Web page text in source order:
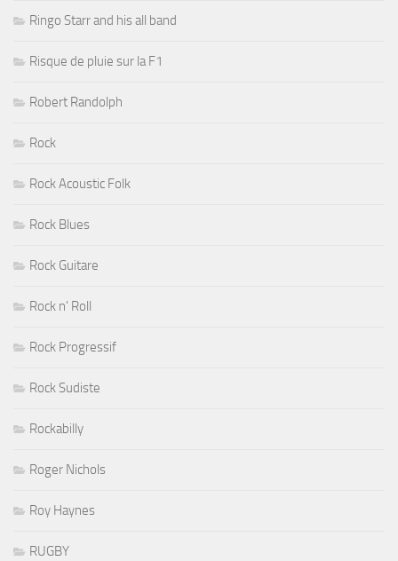
Ringo Starr and his all band
Risque de pluie sur la F1
Robert Randolph
Rock
Rock Acoustic Folk
Rock Blues
Rock Guitare
Rock n' Roll
Rock Progressif
Rock Sudiste
Rockabilly
Roger Nichols
Roy Haynes
RUGBY